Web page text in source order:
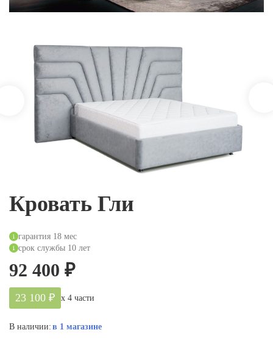
Кровать Гли
гарантия 18 мес
срок службы 10 лет
92 400 ₽
23 100 ₽ х 4 части
В наличии: в 1 магазине